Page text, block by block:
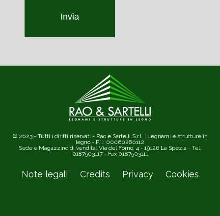
Invia
© 2023 - Tutti i diritti riservati - Rao e Sartelli S.r.l. | Legnami e strutture in
legno - P.I.: 00060280112
Sede e Magazzino di vendita: Via del Forno, 4 - 19126 La Spezia - Tel.
0187503117 - Fax 0187503111
Note legali Credits Privacy Cookies